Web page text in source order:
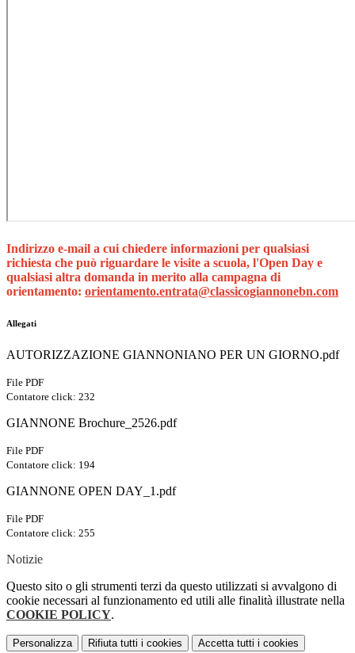
Indirizzo e-mail a cui chiedere informazioni per qualsiasi
richiesta che può riguardare le visite a scuola, l'Open Day e
qualsiasi altra domanda in merito alla campagna di
orientamento: orientamento.entrata@classicogiannonebn.com
Allegati
AUTORIZZAZIONE GIANNONIANO PER UN GIORNO.pdf
File PDF
Contatore click: 232
GIANNONE Brochure_2526.pdf
File PDF
Contatore click: 194
GIANNONE OPEN DAY_1.pdf
File PDF
Contatore click: 255
Notizie
Questo sito o gli strumenti terzi da questo utilizzati si avvalgono di
cookie necessari al funzionamento ed utili alle finalità illustrate nella
COOKIE POLICY.
Personalizza Rifiuta tutti i cookies Accetta tutti i cookies